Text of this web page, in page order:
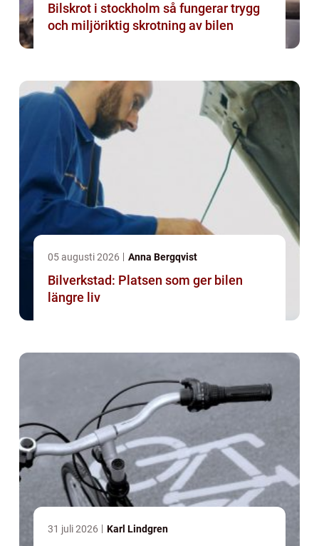
Bilskrot i stockholm så fungerar trygg
och miljöriktig skrotning av bilen
05 augusti 2026 Anna Bergqvist
Bilverkstad: Platsen som ger bilen
längre liv
31 juli 2026 Karl Lindgren